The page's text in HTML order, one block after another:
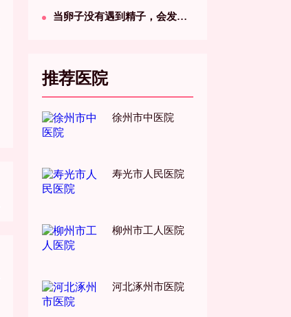
当卵子没有遇到精子，会发生什么事情？
推荐医院
徐州市中医院
寿光市人民医院
柳州市工人医院
河北涿州市医院